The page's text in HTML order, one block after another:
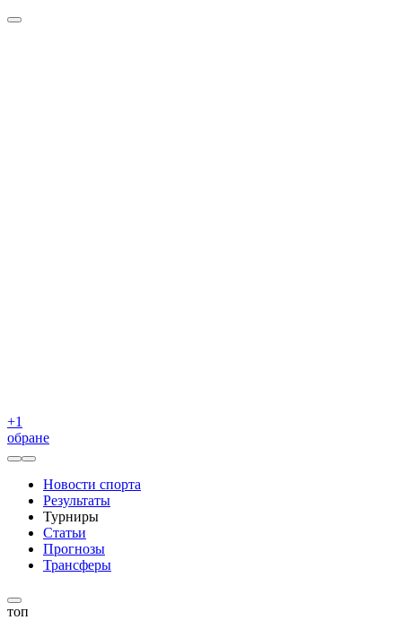
+1
обране
Новости спорта
Результаты
Турниры
Статьи
Прогнозы
Трансферы
топ